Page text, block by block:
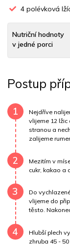
4 polévková
Nutriční hodnoty
v jedné porci
Uhlovodany44
Draslík 176.4 mg
Vitamín A
Vitamín E2.9 mg
Postup
1
Nejdříve
vlijeme 12
stranou a
zalijeme
2
Mezitím v
cukr, kakao a
3
Do
vlijeme do
těsto.
4
Hlubší plech
zhruba 45 -